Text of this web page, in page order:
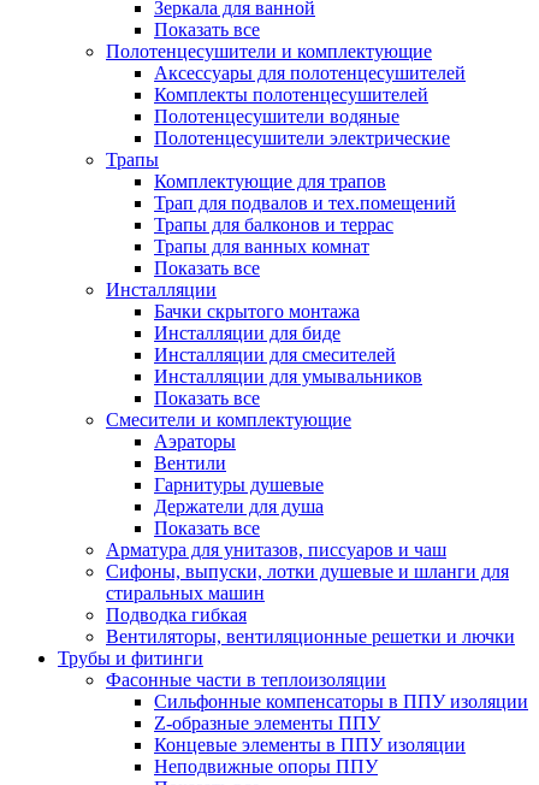
Зеркала для ванной
Показать все
Полотенцесушители и комплектующие
Аксессуары для полотенцесушителей
Комплекты полотенцесушителей
Полотенцесушители водяные
Полотенцесушители электрические
Трапы
Комплектующие для трапов
Трап для подвалов и тех.помещений
Трапы для балконов и террас
Трапы для ванных комнат
Показать все
Инсталляции
Бачки скрытого монтажа
Инсталляции для биде
Инсталляции для смесителей
Инсталляции для умывальников
Показать все
Смесители и комплектующие
Аэраторы
Вентили
Гарнитуры душевые
Держатели для душа
Показать все
Арматура для унитазов, писсуаров и чаш
Сифоны, выпуски, лотки душевые и шланги для
стиральных машин
Подводка гибкая
Вентиляторы, вентиляционные решетки и лючки
Трубы и фитинги
Фасонные части в теплоизоляции
Cильфонные компенсаторы в ППУ изоляции
Z-образные элементы ППУ
Концевые элементы в ППУ изоляции
Неподвижные опоры ППУ